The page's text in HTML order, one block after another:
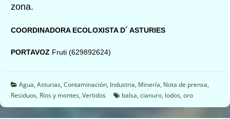
zona.
COORDINADORA ECOLOXISTA D´ ASTURIES
PORTAVOZ Fruti (629892624)
Agua, Asturias, Contaminación, Industria, Minería, Nota de prensa,
Residuos, Ríos y montes, Vertidos balsa, cianuro, lodos, oro